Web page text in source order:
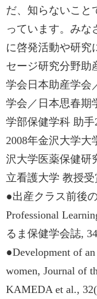
だ、知らないこと
っています。みな
に啓発活動や研究
セージ研究分野助
学会日本助産学会
学会／日本思春期
学部保健学科 助
2008年金沢大学大
沢大学医薬保健研
立看護大学 教授
●出産クラス前後
Professional
るま保健学会誌,
●Development of
women, Journal of
KAMEDA et al.,